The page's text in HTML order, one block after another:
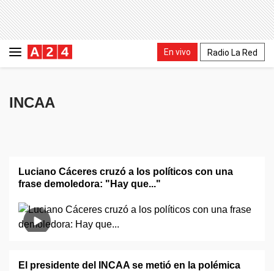
En vivo Radio La Red
INCAA
Luciano Cáceres cruzó a los políticos con una
frase demoledora: "Hay que..."
El presidente del INCAA se metió en la polémica